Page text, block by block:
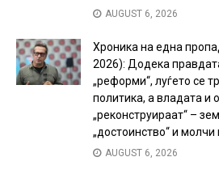
AUGUST 6, 2026
Хроника на една
2026): Додека
„реформи“, луѓето се
политика, а владата и
„реконструираат“ –
„достоинство“ и
AUGUST 6, 2026